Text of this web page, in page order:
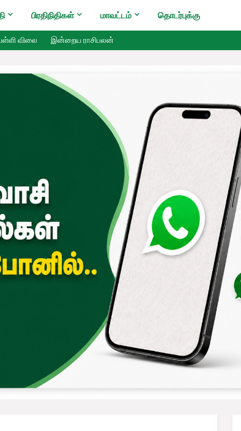
பிரதிநிதிகள் மாவட்டம் தொடர்புக்கு
விலை இன்றைய ராசிபலன்